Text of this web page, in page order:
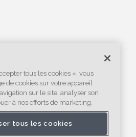
tous les cookies », vous
de cookies sur votre appareil
sur le site, analyser son
à nos efforts de marketing.
tous les cookies